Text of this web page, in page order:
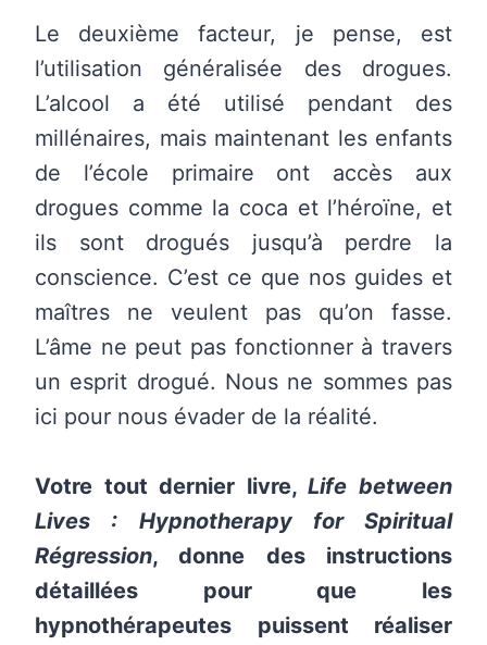
Le deuxième facteur, je pense, est
l’utilisation généralisée des drogues.
L’alcool a été utilisé pendant des
millénaires, mais maintenant les enfants
de l’école primaire ont accès aux
drogues comme la coca et l’héroïne, et
ils sont drogués jusqu’à perdre la
conscience. C’est ce que nos guides et
maîtres ne veulent pas qu’on fasse.
L’âme ne peut pas fonctionner à travers
un esprit drogué. Nous ne sommes pas
ici pour nous évader de la réalité.
Votre tout dernier livre,Life between
Lives : Hypnotherapy for Spiritual
Régression, donne des instructions
détaillées pour que les
hypnothérapeutes puissent réaliser